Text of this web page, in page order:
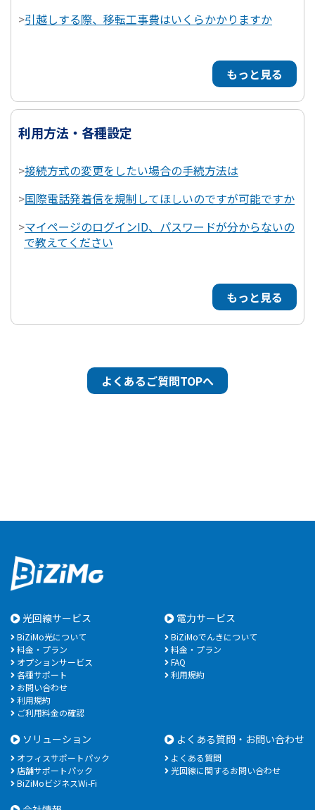
>引越しする際、移転工事費はいくらかかりますか
もっと見る
利用方法・各種設定
>接続方式の変更をしたい場合の手続方法は
>国際電話発着信を規制してほしいのですが可能ですか
>マイページのログインID、パスワードが分からないの
で教えてください
もっと見る
よくあるご質問TOPへ
光回線サービス
BiZiMo光について
料金・プラン
オプションサービス
各種サポート
お問い合わせ
利用規約
ご利用料金の確認
電力サービス
BiZiMoでんきについて
料金・プラン
FAQ
利用規約
ソリューション
オフィスサポートパック
店舗サポートパック
BiZiMoビジネスWi-Fi
よくある質問・お問い合わせ
よくある質問
光回線に関するお問い合わせ